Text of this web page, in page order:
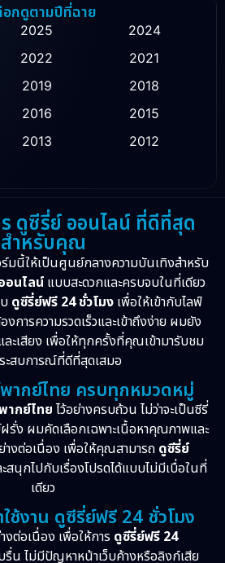
(55)
ดาลใจ
(2)
(2)
(39)
(21)
ทยา (29)
(76)
อกดูตามปีที่ฉาย
2025
2024
2022
2021
2019
2018
2016
2015
2013
2012
ดูซีรี่ย์ ออนไลน์ ที่ดีที่สุด
สำหรับคุณ
นี้ให้เป็นศูนย์กลางความบันเทิงสำหรับ
อนไลน์ แบบสะดวกและครบจบในที่เดียว
ดูซีรี่ย์ฟรี 24 ชั่วโมง เพื่อให้เข้ากับไลฟ์
การความรวดเร็วและเข้าถึงง่าย ผมยัง
ะเสียง เพื่อให้ทุกครั้งที่คุณเข้ามารับชม
ะสบการณ์ที่ดีที่สุดเสมอ
ากย์ไทย ครบทุกหมวดหมู่
ากย์ไทย ไว้อย่างครบถ้วน ไม่ว่าจะเป็นซีรี่
รั่ง ผมคัดเลือกเฉพาะเนื้อหาคุณภาพและ
างต่อเนื่อง เพื่อให้คุณสามารถ ดูซีรี่ย์
สนุกไปกับเรื่องโปรดได้แบบไม่มีเบื่อในที่
เดียว
ใช้งาน ดูซีรี่ย์ฟรี 24 ชั่วโมง
ต่อเนื่อง เพื่อให้การ ดูซีรี่ย์ฟรี 24
รื่น ไม่มีปัญหาหน้าเว็บค้างหรือลิงก์เสีย